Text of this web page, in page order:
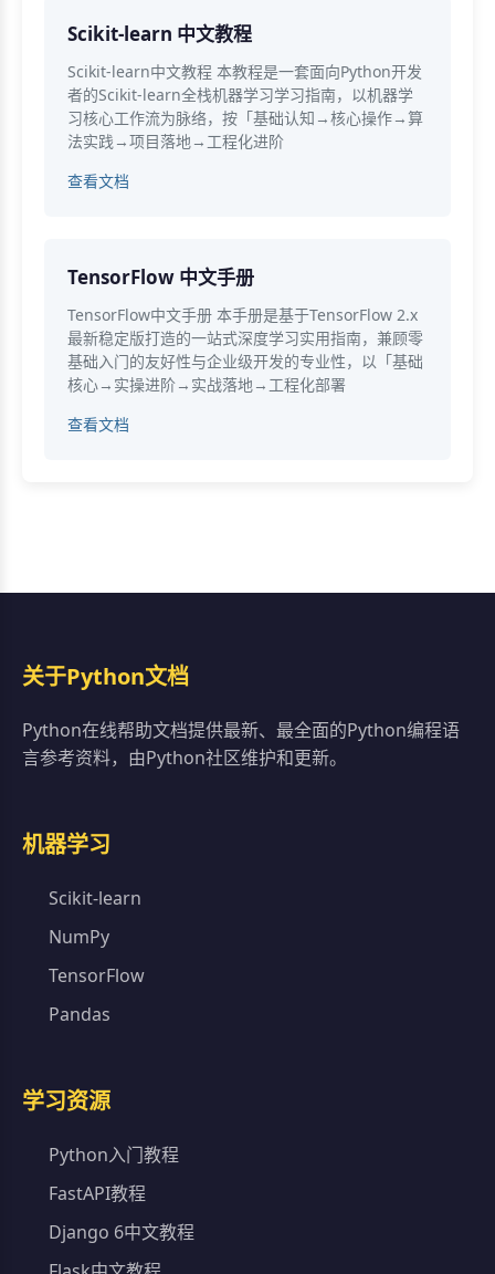
Scikit-learn 中文教程
Scikit-learn中文教程 本教程是一套面向Python开发
者的Scikit-learn全栈机器学习学习指南，以机器学
习核心工作流为脉络，按「基础认知→核心操作→算
法实践→项目落地→工程化进阶
查看文档
TensorFlow 中文手册
TensorFlow中文手册 本手册是基于TensorFlow 2.x
最新稳定版打造的一站式深度学习实用指南，兼顾零
基础入门的友好性与企业级开发的专业性，以「基础
核心→实操进阶→实战落地→工程化部署
查看文档
关于Python文档
Python在线帮助文档提供最新、最全面的Python编程语
言参考资料，由Python社区维护和更新。
机器学习
Scikit-learn
NumPy
TensorFlow
Pandas
学习资源
Python入门教程
FastAPI教程
Django 6中文教程